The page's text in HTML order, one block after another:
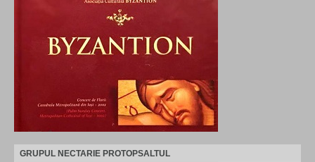
GRUPUL NECTARIE PROTOPSALTUL